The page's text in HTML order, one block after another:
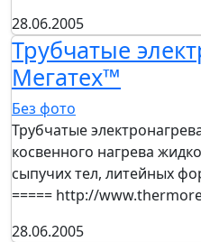
28.06.2005
Трубчатые
Мегатех™
Без фото
Трубчатые
косвенного нагрева
сыпучих тел, литейных
===== http://
28.06.2005